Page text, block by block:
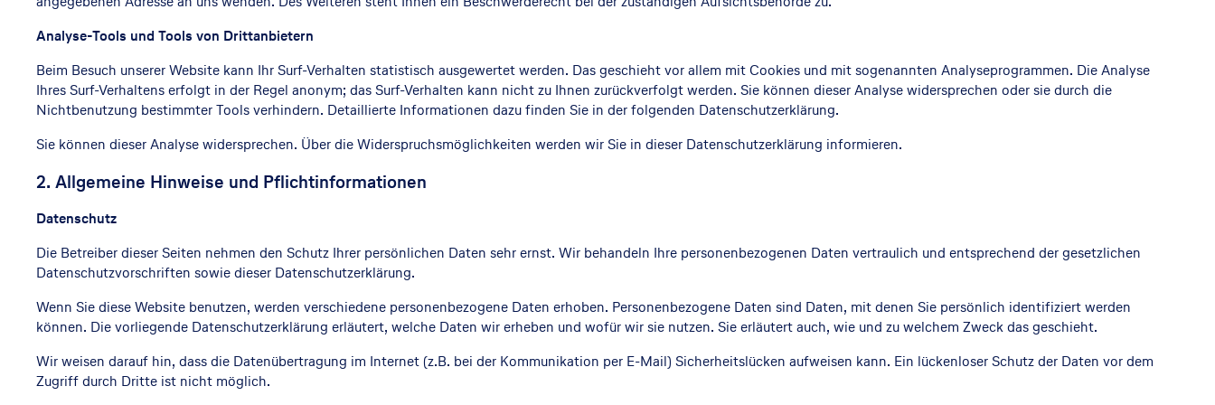
Analyse-Tools und Tools von Drittanbietern
Beim Besuch unserer Website kann Ihr Surf-Verhalten statistisch ausgewertet werden. Das geschieht vor allem mit Cookies und mit sogenannten Analyseprogrammen. Die Analyse
Ihres Surf-Verhaltens erfolgt in der Regel anonym; das Surf-Verhalten kann nicht zu Ihnen zurückverfolgt werden. Sie können dieser Analyse widersprechen oder sie durch die
Nichtbenutzung bestimmter Tools verhindern. Detaillierte Informationen dazu finden Sie in der folgenden Datenschutzerklärung.
Sie können dieser Analyse widersprechen. Über die Widerspruchsmöglichkeiten werden wir Sie in dieser Datenschutzerklärung informieren.
2. Allgemeine Hinweise und Pflichtinformationen
Datenschutz
Die Betreiber dieser Seiten nehmen den Schutz Ihrer persönlichen Daten sehr ernst. Wir behandeln Ihre personenbezogenen Daten vertraulich und entsprechend der gesetzlichen
Datenschutzvorschriften sowie dieser Datenschutzerklärung.
Wenn Sie diese Website benutzen, werden verschiedene personenbezogene Daten erhoben. Personenbezogene Daten sind Daten, mit denen Sie persönlich identifiziert werden
können. Die vorliegende Datenschutzerklärung erläutert, welche Daten wir erheben und wofür wir sie nutzen. Sie erläutert auch, wie und zu welchem Zweck das geschieht.
Wir weisen darauf hin, dass die Datenübertragung im Internet (z.B. bei der Kommunikation per E-Mail) Sicherheitslücken aufweisen kann. Ein lückenloser Schutz der Daten vor dem
Zugriff durch Dritte ist nicht möglich.